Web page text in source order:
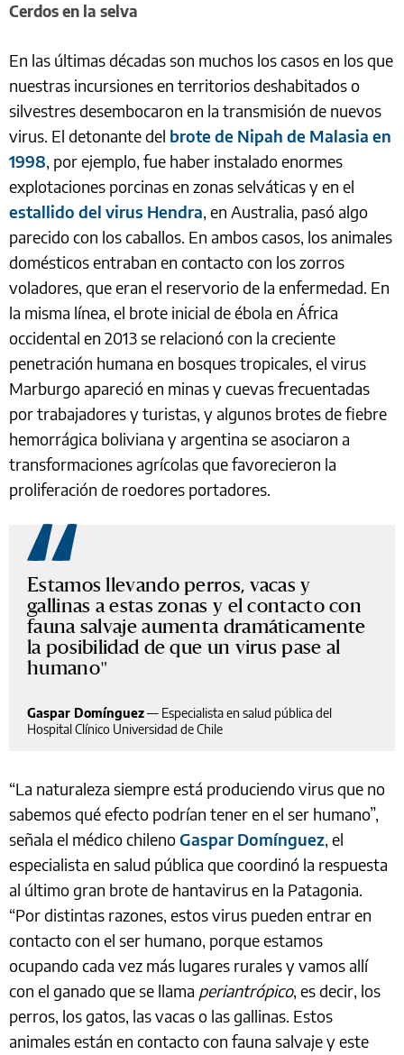
Cerdos en la selva
En las últimas décadas son muchos los casos en los que
nuestras incursiones en territorios deshabitados o
silvestres desembocaron en la transmisión de nuevos
virus. El detonante del brote de Nipah de Malasia en
1998, por ejemplo, fue haber instalado enormes
explotaciones porcinas en zonas selváticas y en el
estallido del virus Hendra, en Australia, pasó algo
parecido con los caballos. En ambos casos, los animales
domésticos entraban en contacto con los zorros
voladores, que eran el reservorio de la enfermedad. En
la misma línea, el brote inicial de ébola en África
occidental en 2013 se relacionó con la creciente
penetración humana en bosques tropicales, el virus
Marburgo apareció en minas y cuevas frecuentadas
por trabajadores y turistas, y algunos brotes de fiebre
hemorrágica boliviana y argentina se asociaron a
transformaciones agrícolas que favorecieron la
proliferación de roedores portadores.
Estamos llevando perros, vacas y
gallinas a estas zonas y el contacto con
fauna salvaje aumenta dramáticamente
la posibilidad de que un virus pase al
humano
Gaspar Domínguez— Especialista en salud pública del
Hospital Clínico Universidad de Chile
“La naturaleza siempre está produciendo virus que no
sabemos qué efecto podrían tener en el ser humano”,
señala el médico chilenoGaspar Domínguez, el
especialista en salud pública que coordinó la respuesta
al último gran brote de hantavirus en la Patagonia.
“Por distintas razones, estos virus pueden entrar en
contacto con el ser humano, porque estamos
ocupando cada vez más lugares rurales y vamos allí
con el ganado que se llama periantrópico, es decir, los
perros, los gatos, las vacas o las gallinas. Estos
animales están en contacto con fauna salvaje y este